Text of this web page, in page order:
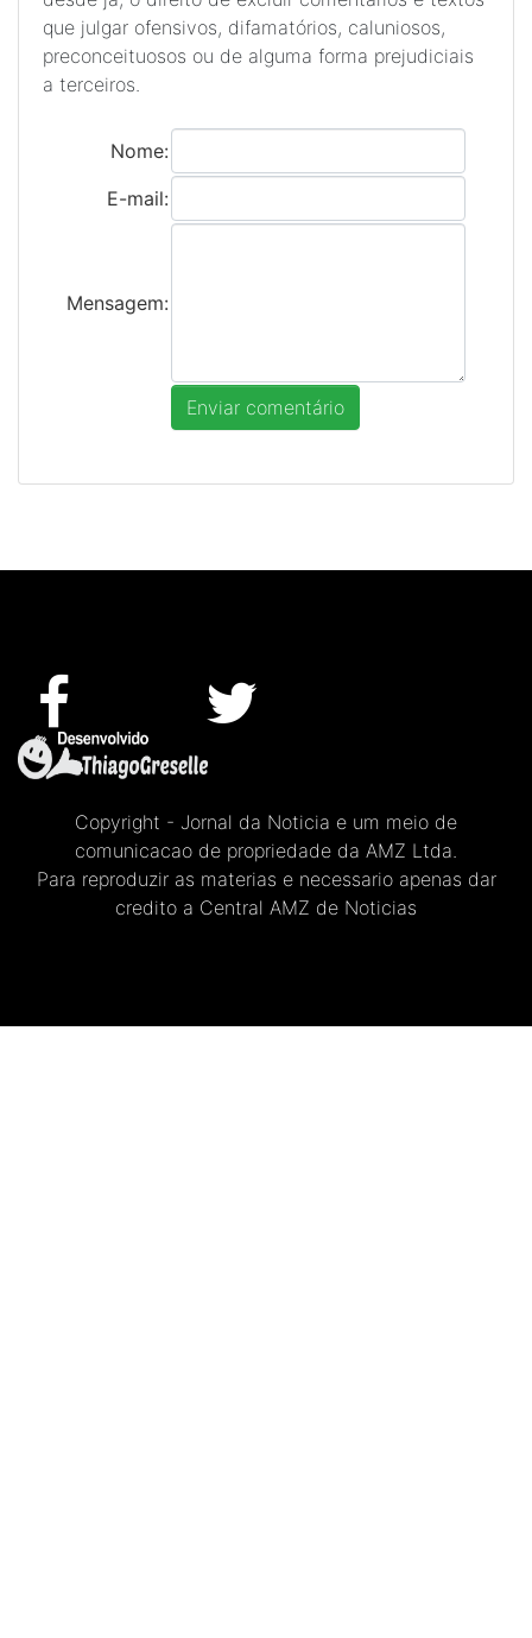
que julgar ofensivos, difamatórios, caluniosos,
preconceituosos ou de alguma forma prejudiciais
a terceiros.
Nome:
E-mail:
Mensagem:
Copyright - Jornal da Noticia e um meio de
comunicacao de propriedade da AMZ Ltda.
Para reproduzir as materias e necessario apenas dar
credito a Central AMZ de Noticias